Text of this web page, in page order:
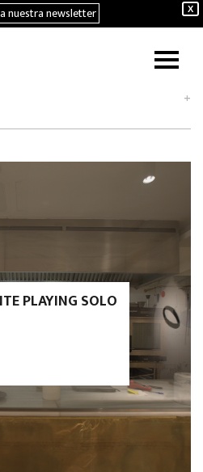
X
nuestra newsletter
+
PLAYING SOLO